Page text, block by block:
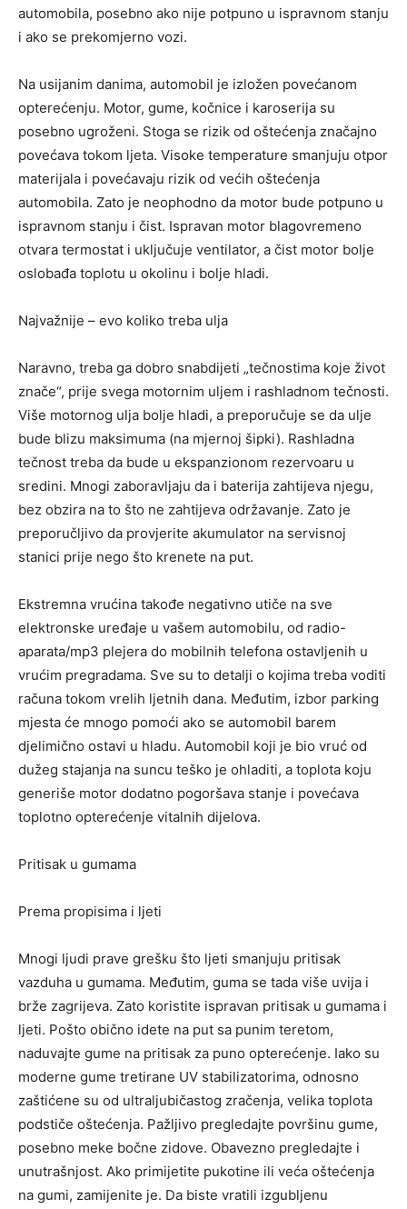
automobila, posebno ako nije potpuno u ispravnom stanju
i ako se prekomjerno vozi.
Na usijanim danima, automobil je izložen povećanom
opterećenju. Motor, gume, kočnice i karoserija su
posebno ugroženi. Stoga se rizik od oštećenja značajno
povećava tokom ljeta. Visoke temperature smanjuju otpor
materijala i povećavaju rizik od većih oštećenja
automobila. Zato je neophodno da motor bude potpuno u
ispravnom stanju i čist. Ispravan motor blagovremeno
otvara termostat i uključuje ventilator, a čist motor bolje
oslobađa toplotu u okolinu i bolje hladi.
Najvažnije – evo koliko treba ulja
Naravno, treba ga dobro snabdijeti „tečnostima koje život
znače“, prije svega motornim uljem i rashladnom tečnosti.
Više motornog ulja bolje hladi, a preporučuje se da ulje
bude blizu maksimuma (na mjernoj šipki). Rashladna
tečnost treba da bude u ekspanzionom rezervoaru u
sredini. Mnogi zaboravljaju da i baterija zahtijeva njegu,
bez obzira na to što ne zahtijeva održavanje. Zato je
preporučljivo da provjerite akumulator na servisnoj
stanici prije nego što krenete na put.
Ekstremna vrućina takođe negativno utiče na sve
elektronske uređaje u vašem automobilu, od radio-
aparata/mp3 plejera do mobilnih telefona ostavljenih u
vrućim pregradama. Sve su to detalji o kojima treba voditi
računa tokom vrelih ljetnih dana. Međutim, izbor parking
mjesta će mnogo pomoći ako se automobil barem
djelimično ostavi u hladu. Automobil koji je bio vruć od
dužeg stajanja na suncu teško je ohladiti, a toplota koju
generiše motor dodatno pogoršava stanje i povećava
toplotno opterećenje vitalnih dijelova.
Pritisak u gumama
Prema propisima i ljeti
Mnogi ljudi prave grešku što ljeti smanjuju pritisak
vazduha u gumama. Međutim, guma se tada više uvija i
brže zagrijeva. Zato koristite ispravan pritisak u gumama i
ljeti. Pošto obično idete na put sa punim teretom,
naduvajte gume na pritisak za puno opterećenje. Iako su
moderne gume tretirane UV stabilizatorima, odnosno
zaštićene su od ultraljubičastog zračenja, velika toplota
podstiče oštećenja. Pažljivo pregledajte površinu gume,
posebno meke bočne zidove. Obavezno pregledajte i
unutrašnjost. Ako primijetite pukotine ili veća oštećenja
na gumi, zamijenite je. Da biste vratili izgubljenu